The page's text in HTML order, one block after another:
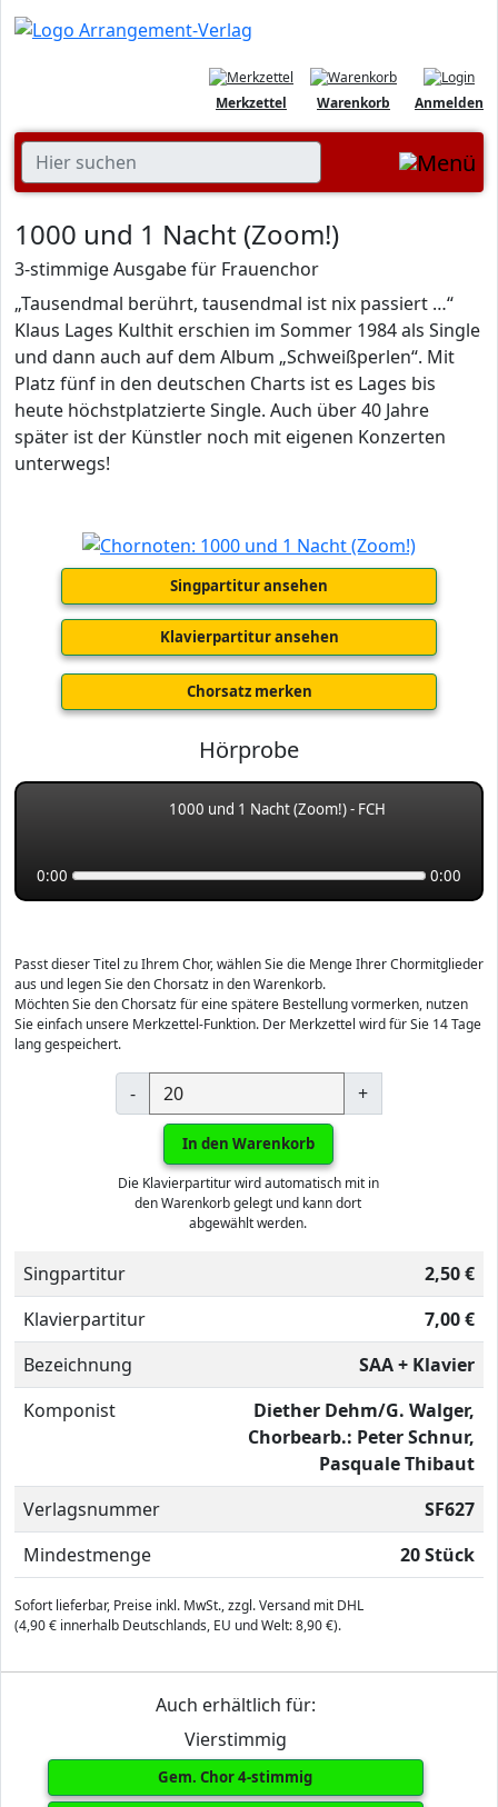
Anmelden
Warenkorb
Merkzettel
1000 und 1 Nacht (Zoom!)
3-stimmige Ausgabe für Frauenchor
„Tausendmal berührt, tausendmal ist nix passiert …“
Klaus Lages Kulthit erschien im Sommer 1984 als Single
und dann auch auf dem Album „Schweißperlen“. Mit
Platz fünf in den deutschen Charts ist es Lages bis
heute höchstplatzierte Single. Auch über 40 Jahre
später ist der Künstler noch mit eigenen Konzerten
unterwegs!
Singpartitur ansehen
Klavierpartitur ansehen
Chorsatz merken
Hörprobe
1000 und 1 Nacht (Zoom!) - FCH
0:00 0:00
Passt dieser Titel zu Ihrem Chor, wählen Sie die Menge Ihrer Chormitglieder
aus und legen Sie den Chorsatz in den Warenkorb.
Möchten Sie den Chorsatz für eine spätere Bestellung vormerken, nutzen
Sie einfach unsere Merkzettel-Funktion. Der Merkzettel wird für Sie 14 Tage
lang gespeichert.
- +
In den Warenkorb
Die Klavierpartitur wird automatisch mit in
den Warenkorb gelegt und kann dort
abgewählt werden.
Singpartitur
2,50 €
Klavierpartitur
7,00 €
Bezeichnung
SAA + Klavier
Komponist
Diether Dehm/G. Walger,
Chorbearb.: Peter Schnur,
Pasquale Thibaut
Verlagsnummer
SF627
Mindestmenge
20 Stück
Sofort lieferbar, Preise inkl. MwSt., zzgl. Versand mit DHL
(4,90 € innerhalb Deutschlands, EU und Welt: 8,90 €).
Auch erhältlich für:
Vierstimmig
Gem. Chor 4-stimmig